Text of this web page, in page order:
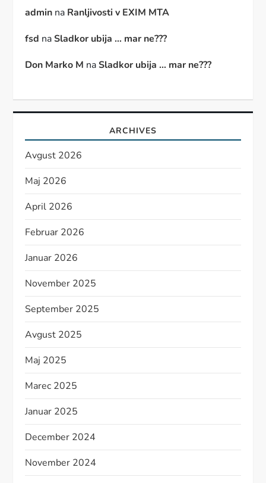
admin na Ranljivosti v EXIM MTA
fsd naSladkor ubija … mar ne???
Don Marko M naSladkor ubija … mar ne???
ARCHIVES
Avgust 2026
Maj 2026
April 2026
Februar 2026
Januar 2026
November 2025
September 2025
Avgust 2025
Maj 2025
Marec 2025
Januar 2025
December 2024
November 2024